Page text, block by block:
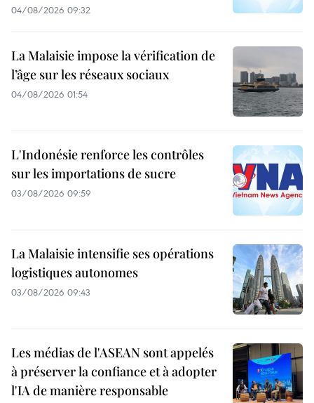
04/08/2026 09:32
La Malaisie impose la vérification de
l’âge sur les réseaux sociaux
04/08/2026 01:54
L'Indonésie renforce les contrôles
sur les importations de sucre
03/08/2026 09:59
La Malaisie intensifie ses opérations
logistiques autonomes
03/08/2026 09:43
Les médias de l'ASEAN sont appelés
à préserver la confiance et à adopter
l'IA de manière responsable